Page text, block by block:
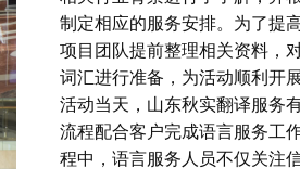
制定相应的服务安排。为了提
项目团队提前整理相关资料，
词汇进行准备，为活动顺利开
活动当天，山东秋实翻译服务
流程配合客户完成语言服务工
程中，语言服务人员不仅关注